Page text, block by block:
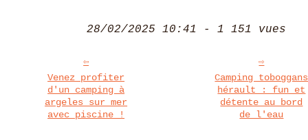
28/02/2025 10:41 - 1 151 vues
Venez profiter
d'un camping à
argeles sur mer
avec piscine !
Camping toboggans
hérault : fun et
détente au bord
de l'eau